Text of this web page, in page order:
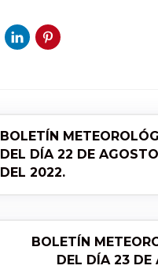
BOLETÍN
DEL DÍA 22 DE AGOSTO
DEL 2022.
BOLETÍN
DEL DÍA 23 DE